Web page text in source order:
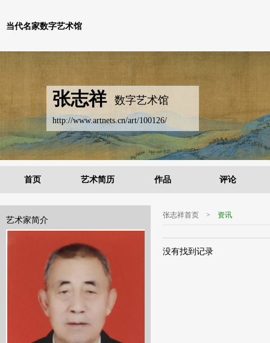
当代名家数字艺术馆
张志祥 数字艺术馆
http://www.artnets.cn/art/100126/
首页 艺术简历 作品 评论
艺术家简介
张志祥首页 > 资讯
没有找到记录